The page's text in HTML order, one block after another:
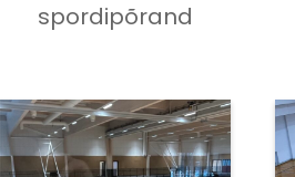
spordipõrand